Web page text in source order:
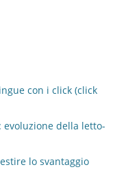
con i click (click
della letto-
lo svantaggio